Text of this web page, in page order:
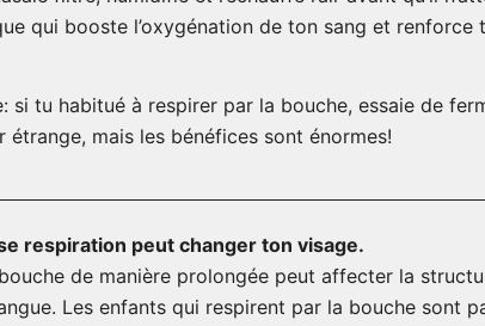
qui booste l’oxygénation de ton sang et renforce
si tu habitué à respirer par la bouche, essaie de
étrange, mais les bénéfices sont énormes!
respiration peut changer ton visage.
de manière prolongée peut affecter la
Les enfants qui respirent par la bouche sont